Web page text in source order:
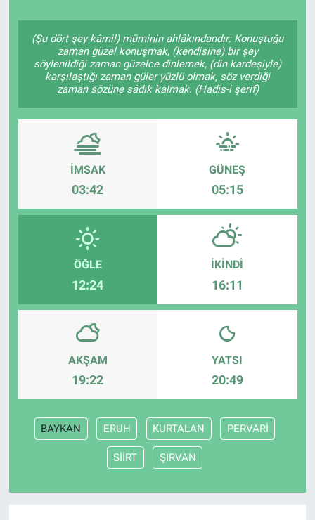
(Şu dört şey kâmil) müminin ahlâkındandır: Konuştuğu
zaman güzel konuşmak, (kendisine) bir şey
söylenildiği zaman güzelce dinlemek, (din kardeşiyle)
karşılaştığı zaman güler yüzlü olmak, söz verdiği
zaman sözüne sâdık kalmak. (Hadis-i şerif)
İMSAK
03:42
GÜNEŞ
05:15
ÖĞLE
12:24
İKINDI
16:11
AKŞAM
19:22
YATSI
20:49
BAYKAN ERUH KURTALAN PERVARİ
SİİRT ŞIRVAN
Bilecik
Kütahya
Genel
Bilim ve Teknoloji